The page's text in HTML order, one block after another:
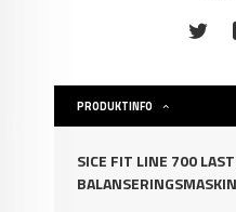
PRODUKTINFO
SICE FIT LINE 700
BALANSERINGSMASKIN